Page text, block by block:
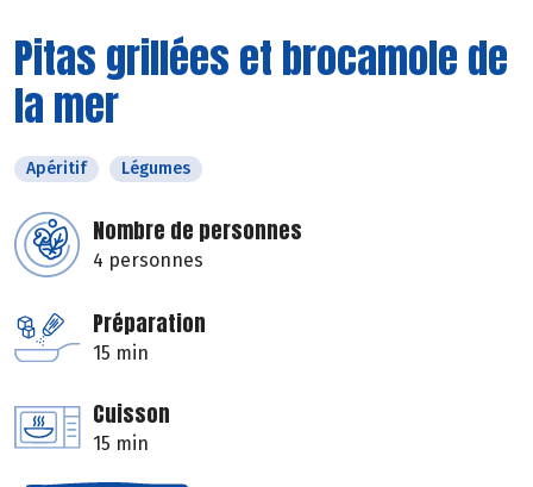
Pitas grillées et brocamole de
la mer
Apéritif Légumes
Nombre de personnes
4 personnes
Préparation
15 min
Cuisson
15 min